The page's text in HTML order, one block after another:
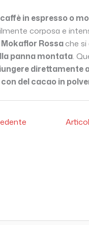
in espresso o
corposa e
Rossache si
panna montata.
direttamente
del cacao in